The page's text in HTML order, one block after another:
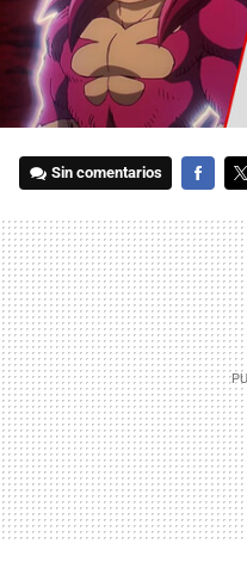
Sin comentarios